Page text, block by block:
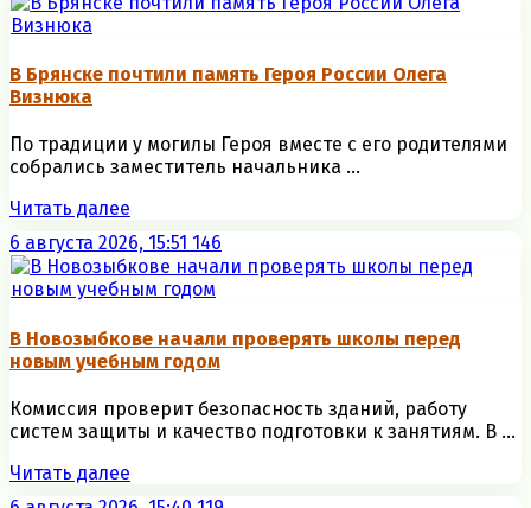
В Брянске почтили память Героя России Олега
Визнюка
По традиции у могилы Героя вместе с его родителями
собрались заместитель начальника ...
Читать далее
6 августа 2026, 15:51 146
В Новозыбкове начали проверять школы перед
новым учебным годом
Комиссия проверит безопасность зданий, работу
систем защиты и качество подготовки к занятиям. В ...
Читать далее